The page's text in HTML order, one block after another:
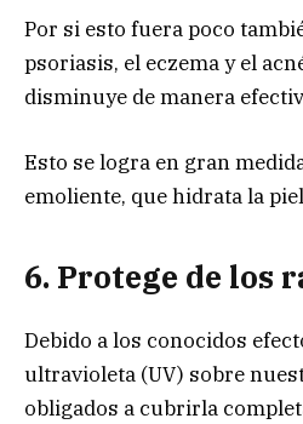
Por si esto fuera poco
psoriasis, el eczema y el
disminuye de manera
Esto se logra en gran
emoliente, que hidrata la
6. Protege de los
Debido a los conocidos
ultravioleta (UV) sobre
obligados a cubrirla